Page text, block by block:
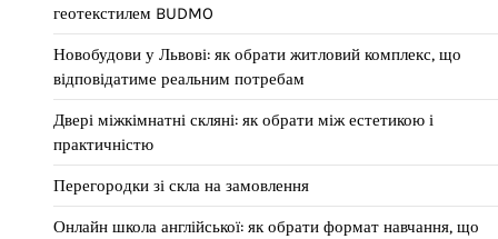
геотекстилем BUDMO
Новобудови у Львові: як обрати житловий комплекс, що
відповідатиме реальним потребам
Двері міжкімнатні скляні: як обрати між естетикою і
практичністю
Перегородки зі скла на замовлення
Онлайн школа англійської: як обрати формат навчання, що